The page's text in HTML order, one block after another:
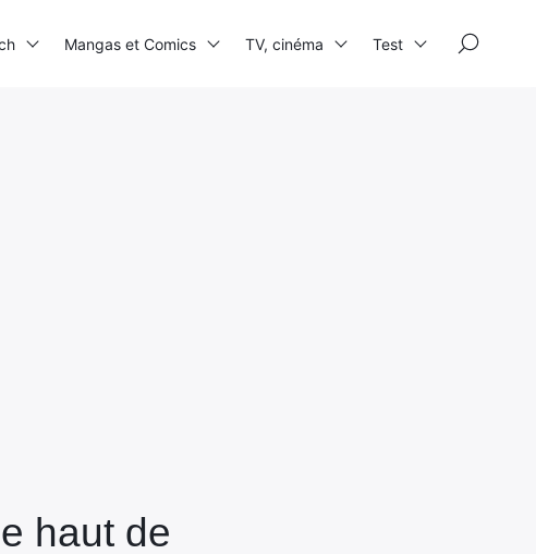
haut de
Mangas et Comics TV, cinéma Test